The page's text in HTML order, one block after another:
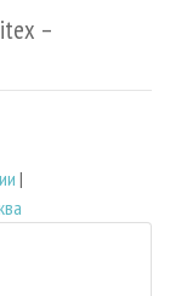
–
|